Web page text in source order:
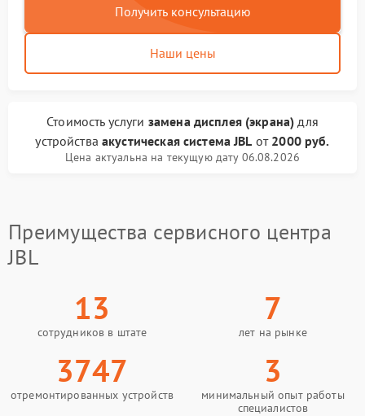
Получить консультацию
Наши цены
Стоимость услуги замена дисплея (экрана) для
устройстваакустическая система JBL от 2000 руб.
Цена актуальна на текущую дату 06.08.2026
Преимущества сервисного центра
JBL
13
сотрудников в штате
7
лет на рынке
3747
отремонтированных устройств
3
минимальный опыт работы
специалистов